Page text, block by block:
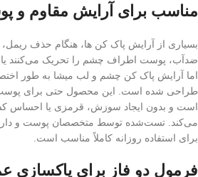
مناسب برای آرایش‌ مقاوم
بسیاری از آرایش پاک کن ها، هنگام حذف
ضدآب، پوست اطراف چشم را تحریک می‌کنند
اما آرایش پاک کن چشم و لب میشا به طور
طراحی شده است. این محصول حتی برای
است و بدون ایجاد سوزش، قرمزی یا احساس
می‌کند. تست‌شده توسط متخصصان پوست و
برای استفاده روزانه کاملاً مناسب است.
فرمول دو فاز برای پاکسازی